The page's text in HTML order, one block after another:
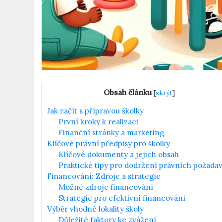
Obsah článku [skrýt]
Jak začít s přípravou školky
První kroky k realizaci
Finanční stránky a marketing
Klíčové právní předpisy pro školky
Klíčové dokumenty a jejich obsah
Praktické tipy pro dodržení právních
Financování: Zdroje a strategie
Možné zdroje financování
Strategie pro efektivní financování
Výběr vhodné lokality školy
Důležité faktory ke zvážení